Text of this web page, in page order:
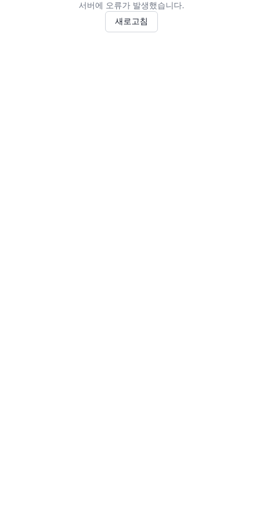
서버에 오류가 발생했습니다.
새로고침